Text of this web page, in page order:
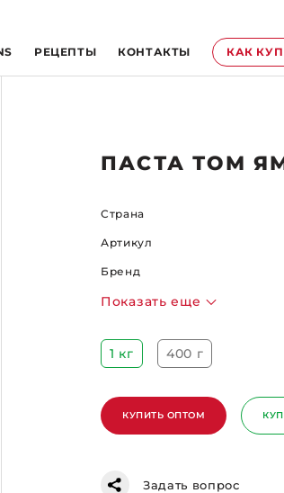
РЕЦЕПТЫ КОНТАКТЫ КАК
ПАСТА ТОМ ЯМ
Страна
Артикул
Бренд
Показать еще
1 кг 400 г
КУПИТЬ ОПТОМ
Задать вопрос